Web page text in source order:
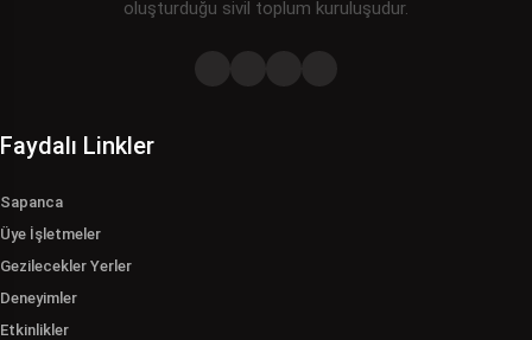
oluşturduğu sivil toplum kuruluşudur.
Faydalı Linkler
Sapanca
Üye İşletmeler
Gezilecekler Yerler
Deneyimler
Etkinlikler